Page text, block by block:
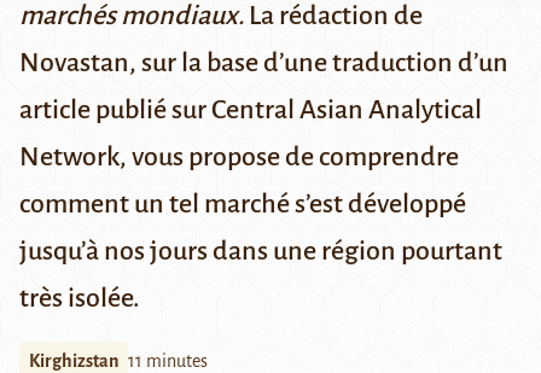
marchés mondiaux. La rédaction de
Novastan, sur la base d’une traduction d’un
article publié surCentral Asian Analytical
Network, vous propose de comprendre
comment un tel marché s’est développé
jusqu’à nos jours dans une région pourtant
très isolée.
Kirghizstan 11 minutes